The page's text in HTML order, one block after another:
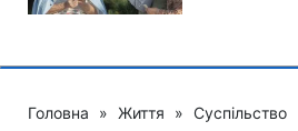
Головна » Життя » Суспільство